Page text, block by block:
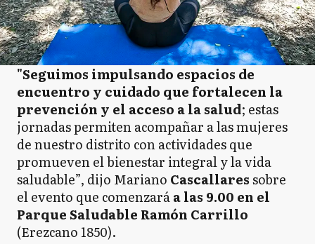
"Seguimos impulsando espacios de
encuentro y cuidado que fortalecen la
prevención y el acceso a la salud; estas
jornadas permiten acompañar a las mujeres
de nuestro distrito con actividades que
promueven el bienestar integral y la vida
saludable”, dijo Mariano Cascallaressobre
el evento que comenzaráa las 9.00 en el
Parque Saludable Ramón Carrillo
(Erezcano 1850).